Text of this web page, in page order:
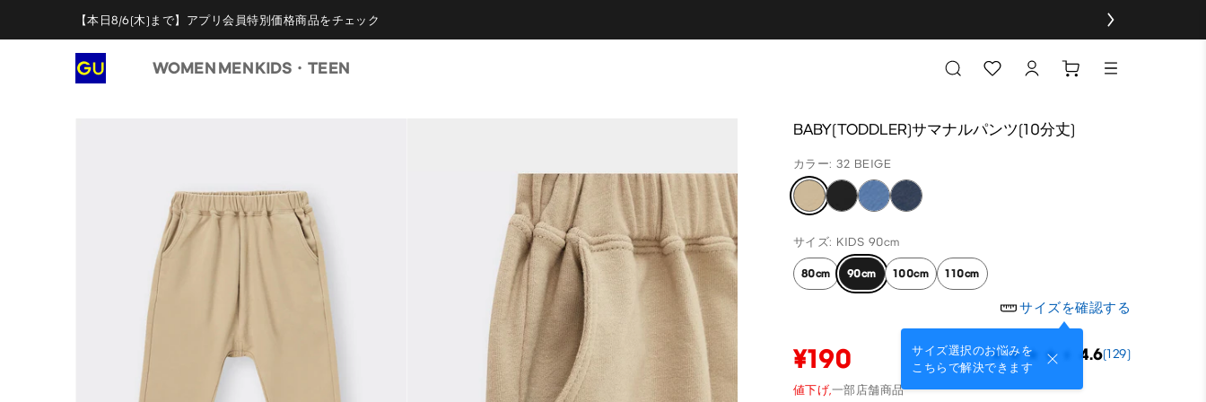
【本日8/6(木)まで】アプリ会員特別価格商品をチェック
WOMEN MENKIDS・TEEN
BABY(TODDLER)サマナルパンツ(10分丈)
カラー: 32 BEIGE
サイズ: KIDS 90cm
80cm 90cm 100cm 110cm
サイズを確認する
サイズ選択のお悩みを
こちらで解決できます
¥190 4.6(129)
値下げ,一部店舗商品